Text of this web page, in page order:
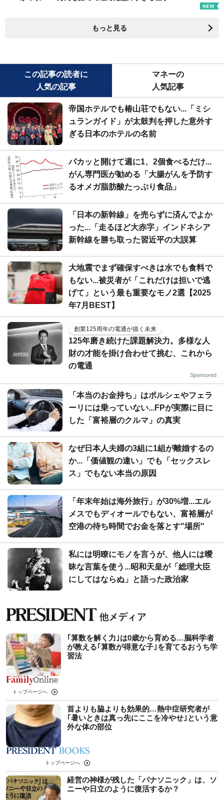
もっと見る
この記事の読者に
人気の記事
マネーの
人気記事
帝国ホテルでも椿山荘でもない...「ミシ
ュランガイド」が太鼓判を押した意外す
ぎる日本のホテルの名前
パカッと開けて週に1、2個食べるだけ...
がん専門医が勧める「大腸がんを予防す
るオメガ脂肪酸たっぷり食品」
「日本の新幹線」を売らずに済んでよか
った...「走るほど大赤字」インドネシア
新幹線を勝ち取った習近平の大誤算
大地震でまず確保すべきは水でも食料で
もない...被災者が「これだけは担いで逃
げて」という最も重要なモノ2選【2025
年7月BEST】
創業125周年の電通が描く未来
125年磨き続けた課題解決力。多様な人
財の才能を掛け合わせて挑む、これから
の電通
Sponsored
「本当のお金持ち」はポルシェやフェラ
ーリには乗っていない...FPが実際に目に
した「富裕層のクルマ」の真実
なぜ日本人夫婦の3組に1組が離婚するの
か...「価値観の違い」でも「セックスレ
ス」でもない本当の原因
「年末年始は海外旅行」が30%増...エル
メスでもディオールでもない、富裕層が
空港の待ち時間でお金を落とす"場所"
私には明瞭にモノを言うが、他人には曖
昧な言葉を使う...昭和天皇が「総理大臣
にしてはならぬ」と語った政治家
｢算数を解く力｣は0歳から育める…脳科学者
が教える｢算数が得意な子｣を育てるおうち学
習法
トップページへ
首よりも脇よりも効果的…熱中症研究者が
｢暑いときは真っ先にここを冷やせ｣という意
外な体の部位
トップページへ
経営の神様が残した「パナソニック」は、ソ
ニーや日立のように復活するか？